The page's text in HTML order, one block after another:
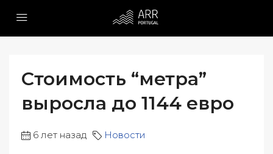
Стоимость “метра”
выросла до 1144 евро
6 лет назад Новости